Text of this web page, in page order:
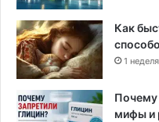
Как
1
Почему
мифы и